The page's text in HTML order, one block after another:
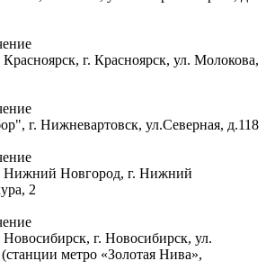
г. Красноярск, ул. Молокова,
г. Нижневартовск, ул.Северная, д.118
Нижний Новгород, г. Нижний
2
г. Новосибирск, ул.
метро «Золотая Нива»,